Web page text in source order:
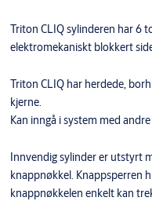
Triton CLIQ sylinderen har 6
elektromekaniskt blokkert
Triton CLIQ har herdede,
kjerne.
Kan inngå i system med
Innvendig sylinder er utstyrt
knappnøkkel. Knappsperren
knappnøkkelen enkelt kan